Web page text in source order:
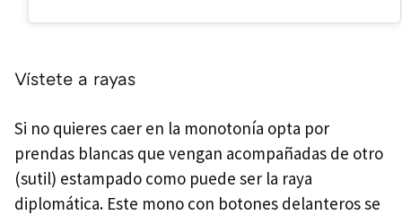
Vístete a rayas
Si no quieres caer en la monotonía opta por
prendas blancas que vengan acompañadas de otro
(sutil) estampado como puede ser la raya
diplomática. Este mono con botones delanteros se